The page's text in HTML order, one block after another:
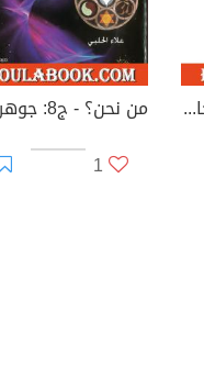
من نحن؟ - ج7: في رحاب الكل العظيم
1